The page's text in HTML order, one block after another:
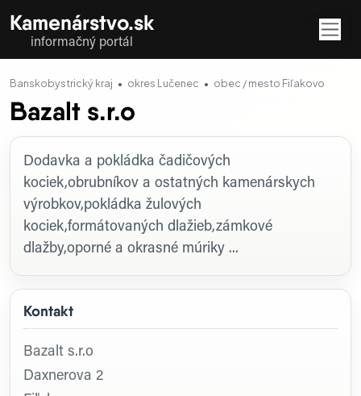
Kamenárstvo.sk
informačný portál
Banskobystrický kraj okres Lučenec obec / mesto Fiľakovo
Bazalt s.r.o
Kontakt
Bazalt s.r.o
Daxnerova 2
Profil firmy
Dodavka a pokládka čadičových
kociek,obrubníkov a ostatných kamenárskych
výrobkov,pokládka žulových
kociek,formátovaných dlažieb,zámkové
dlažby,oporné a okrasné múriky ...